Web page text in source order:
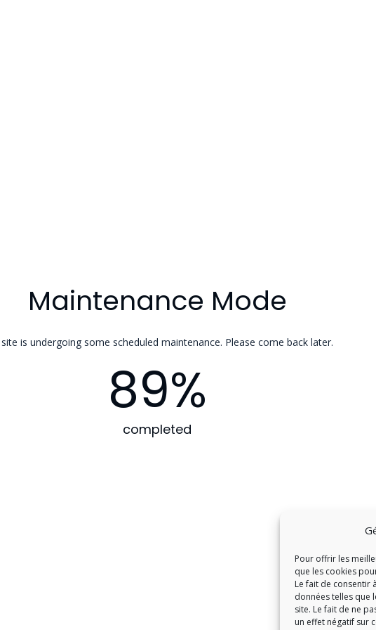
Pour offrir les
que les cookies
Le fait de consentir
données telles que
site. Le fait de ne
un effet négatif sur
Maintenance Mode
is undergoing some scheduled maintenance. Please come back later.
89%
completed